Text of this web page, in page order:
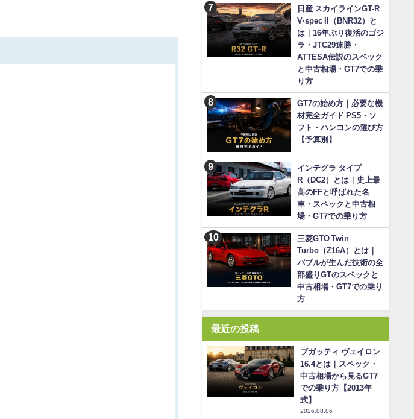
日産 スカイラインGT-R
V·spec II（BNR32）と
は｜16年ぶり復活のゴジ
ラ・JTC29連勝・
ATTESA伝説のスペック
と中古相場・GT7での乗
り方
GT7の始め方｜必要な機
材完全ガイド PS5・ソ
フト・ハンコンの選び方
【予算別】
インテグラ タイプ
R（DC2）とは｜史上最
高のFFと呼ばれた名
車・スペックと中古相
場・GT7での乗り方
三菱GTO Twin
Turbo（Z16A）とは｜
バブルが生んだ技術の全
部盛りGTのスペックと
中古相場・GT7での乗り
方
最近の投稿
ブガッティ ヴェイロン
16.4とは｜スペック・
中古相場から見るGT7
での乗り方【2013年
式】
2026.08.06